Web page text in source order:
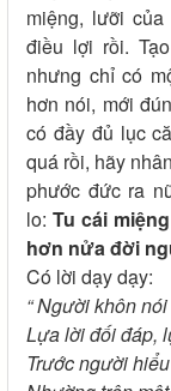
miệng, lưỡi
điều lợi rồi.
nhưng chỉ có
hơn nói, mới
có đầy đủ lục
quá rồi, hãy
phước đức ra
lo:Tu cái
hơn nửa đời
Có lời dạy dạy:
“ Người khôn
Lựa lời đối đáp,
Trước người